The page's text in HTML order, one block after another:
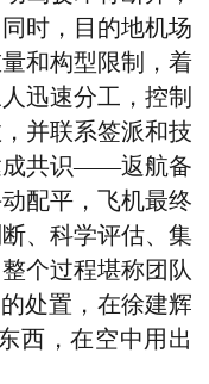
同时 ， 目的地机场
和构型限制，着
迅速分工 ， 控制
并联系签派和技
成共识——返航备
配平，飞机最终
、科学评估、集
个过程堪称团队
处置，在徐建辉
西，在空中用出